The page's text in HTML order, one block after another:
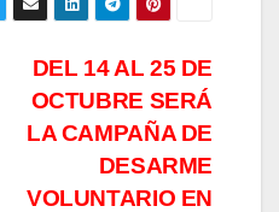
DEL 14 AL 25 DE
OCTUBRE SERÁ
LA CAMPAÑA DE
DESARME
VOLUNTARIO EN